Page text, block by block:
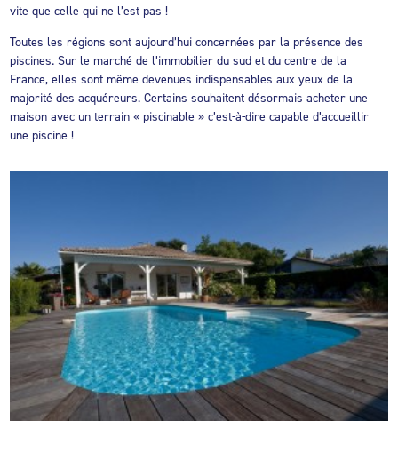
vite que celle qui ne l’est pas !
Toutes les régions sont aujourd’hui concernées par la présence des
piscines. Sur le marché de l’immobilier du sud et du centre de la
France, elles sont même devenues indispensables aux yeux de la
majorité des acquéreurs. Certains souhaitent désormais acheter une
maison avec un terrain « piscinable » c’est-à-dire capable d’accueillir
une piscine !